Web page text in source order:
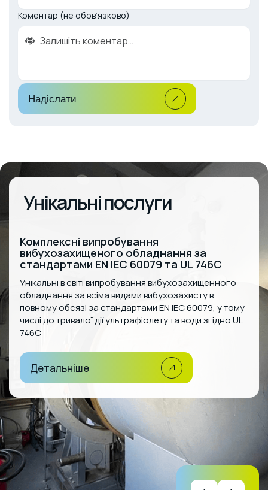
Коментар (не обов’язково)
Надіслати
Унікальні послуги
Комплексні випробування
вибухозахищеного обладнання за
стандартами EN IEC 60079 та UL 746C
Унікальні в світі випробування вибухозахищенного
обладнання за всіма видами вибухозахисту в
повному обсязі за стандартами EN IEC 60079, у тому
числі до тривалої дії ультрафіолету та води згідно UL
746C
Детальніше